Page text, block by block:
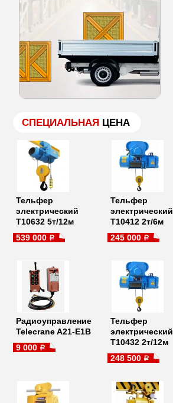
СПЕЦИАЛЬНАЯ ЦЕНА
Тельфер
электрический
Т10632 5т/12м
539 000 a
Тельфер
электрический
Т10412 2т/6м
245 000 a
Радиоуправление
Telecrane A21-E1B
9 000 a
Тельфер
электрический
Т10432 2т/12м
248 500 a